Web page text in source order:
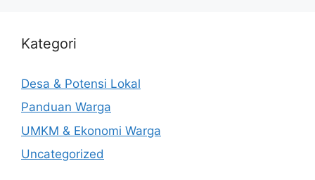
Kategori
Desa & Potensi Lokal
Panduan Warga
UMKM & Ekonomi Warga
Uncategorized